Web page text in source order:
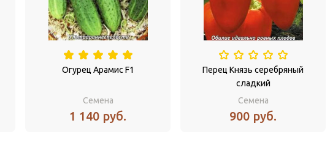
Огурец Арамис F1
Семена
1 140 руб.
Перец Князь серебряный
сладкий
Семена
900 руб.